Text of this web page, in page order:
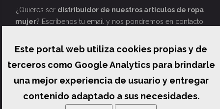
Este portal web utiliza cookies propias y de
terceros como Google Analytics para brindarle
una mejor experiencia de usuario y entregar
contenido adaptado a sus necesidades.
¿Quieres ser distribuidor de nuestros articulos de ropa
mujer? Escríbenos tu email y nos pondremos en contacto.